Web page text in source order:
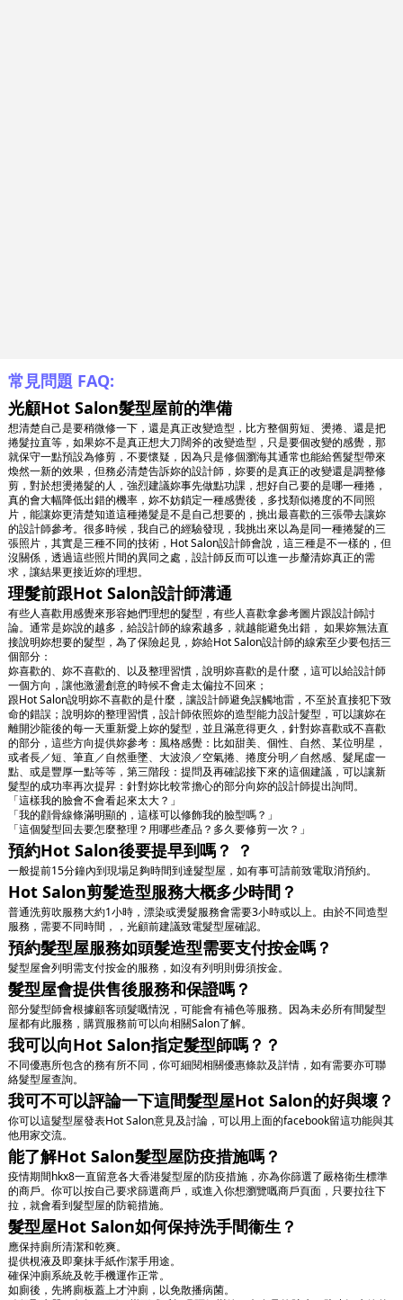
常見問題 FAQ:
光顧Hot Salon髮型屋前的準備
想清楚自己是要稍微修一下，還是真正改變造型，比方整個剪短、燙捲、還是把
捲髮拉直等，如果妳不是真正想大刀闊斧的改變造型，只是要個改變的感覺，那
就保守一點預設為修剪，不要懷疑，因為只是修個瀏海其通常也能給舊髮型帶來
煥然一新的效果，但務必清楚告訴妳的設計師，妳要的是真正的改變還是調整修
剪，對於想燙捲髮的人，強烈建議妳事先做點功課，想好自己要的是哪一種捲，
真的會大幅降低出錯的機率，妳不妨鎖定一種感覺後，多找類似捲度的不同照
片，能讓妳更清楚知道這種捲髮是不是自己想要的，挑出最喜歡的三張帶去讓妳
的設計師參考。很多時候，我自己的經驗發現，我挑出來以為是同一種捲髮的三
張照片，其實是三種不同的技術，Hot Salon設計師會說，這三種是不一樣的，但
沒關係，透過這些照片間的異同之處，設計師反而可以進一步釐清妳真正的需
求，讓結果更接近妳的理想。
理髮前跟Hot Salon設計師溝通
有些人喜歡用感覺來形容她們理想的髮型，有些人喜歡拿參考圖片跟設計師討
論。通常是妳說的越多，給設計師的線索越多，就越能避免出錯， 如果妳無法直
接說明妳想要的髮型，為了保險起見，妳給Hot Salon設計師的線索至少要包括三
個部分：
妳喜歡的、妳不喜歡的、以及整理習慣，說明妳喜歡的是什麼，這可以給設計師
一個方向，讓他激盪創意的時候不會走太偏拉不回來；
跟Hot Salon說明妳不喜歡的是什麼，讓設計師避免誤觸地雷，不至於直接犯下致
命的錯誤；說明妳的整理習慣，設計師依照妳的造型能力設計髮型，可以讓妳在
離開沙龍後的每一天重新愛上妳的髮型，並且滿意得更久，針對妳喜歡或不喜歡
的部分，這些方向提供妳參考：風格感覺：比如甜美、個性、自然、某位明星，
或者長／短、筆直／自然垂墜、大波浪／空氣捲、捲度分明／自然感、髮尾虛一
點、或是豐厚一點等等，第三階段：提問及再確認接下來的這個建議，可以讓新
髮型的成功率再次提昇：針對妳比較常擔心的部分向妳的設計師提出詢問。
「這樣我的臉會不會看起來太大？」
「我的顴骨線條滿明顯的，這樣可以修飾我的臉型嗎？」
「這個髮型回去要怎麼整理？用哪些產品？多久要修剪一次？」
預約Hot Salon後要提早到嗎？ ？
一般提前15分鐘內到現場足夠時間到達髮型屋，如有事可請前致電取消預約。
Hot Salon剪髮造型服務大概多少時間？
普通洗剪吹服務大約1小時，漂染或燙髮服務會需要3小時或以上。由於不同造型
服務，需要不同時間，，光顧前建議致電髮型屋確認。
預約髮型屋服務如頭髮造型需要支付按金嗎？
髮型屋會列明需支付按金的服務，如沒有列明則毋須按金。
髮型屋會提供售後服務和保證嗎？
部分髮型師會根據顧客頭髮嘅情況，可能會有補色等服務。因為未必所有間髮型
屋都有此服務，購買服務前可以向相關Salon了解。
我可以向Hot Salon指定髮型師嗎？？
不同優惠所包含的務有所不同，你可細閱相關優惠條款及詳情，如有需要亦可聯
絡髮型屋查詢。
我可不可以評論一下這間髮型屋Hot Salon的好與壞？
你可以這髮型屋發表Hot Salon意見及討論，可以用上面的facebook留這功能與其
他用家交流。
能了解Hot Salon髮型屋防疫措施嗎？
疫情期間hkx8一直留意各大香港髮型屋的防疫措施，亦為你篩選了嚴格衛生標準
的商戶。你可以按自己要求篩選商戶，或進入你想瀏覽嘅商戶頁面，只要拉往下
拉，就會看到髮型屋的防範措施。
髮型屋Hot Salon如何保持洗手間衞生？
應保持廁所清潔和乾爽。
提供梘液及即棄抹手紙作潔手用途。
確保沖廁系統及乾手機運作正常。
如廁後，先將廁板蓋上才沖廁，以免散播病菌。